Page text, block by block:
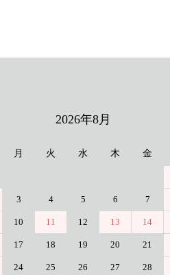
2026年8月
月 火 水 木 金
3 4 5 6 7
10 11 12 13 14
17 18 19 20 21
24 25 26 27 28